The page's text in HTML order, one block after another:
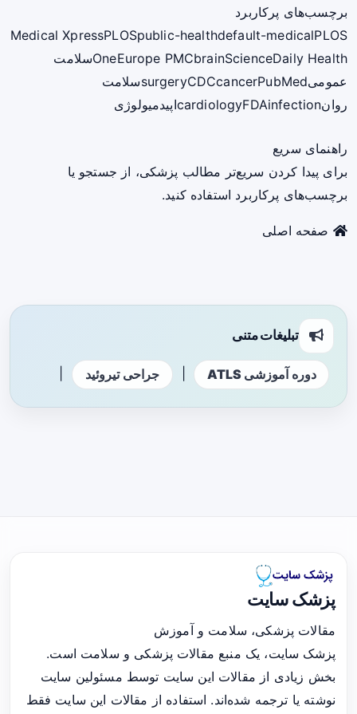
برچسب‌های پرکاربرد
Medical XpressPLOSpublic-healthdefault-medicalPLOS
OneEurope PMCbrainScienceDaily Health
سلامت
عمومی
surgeryCDCcancerPubMed
سلامت
روان
cardiologyFDAinfection اپیدمیولوژی
راهنمای سریع
برای پیدا کردن سریع‌تر مطالب پزشکی، از جستجو یا
برچسب‌های پرکاربرد استفاده کنید.
صفحه اصلی
تبلیغات متنی
دوره آموزشی ATLS جراحی تیروئید
پزشک سایت
مقالات پزشکی، سلامت و آموزش
پزشک سایت، یک منبع مقالات پزشکی و سلامت است.
بخش زیادی از مقالات این سایت توسط مسئولین سایت
نوشته یا ترجمه شده‌اند. استفاده از مقالات این سایت فقط